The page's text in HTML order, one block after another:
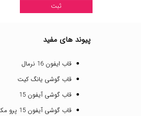
پیوند های مفید
قاب ایفون 16 نرمال
قاب گوشی یانگ کیت
قاب گوشی آیفون 15
قاب گوشی آیفون 15 پرو مکس